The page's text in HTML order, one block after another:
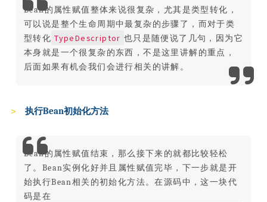
Bean的属性赋值整体来说很复杂，尤其是类型转化，
可以说是整个生命周期中最复杂的步骤了，而对于类
型转化 TypeDescriptor 也只是随便说了几句，因为它
本身就是一个很复杂的东西，不是这里讲解的重点，
后面如果有机会我们会进行相关的讲解。
执行Bean初始化方法
Bean的属性赋值结束，那么接下来的就都比较轻松
了。Bean实例化好并且属性赋值完毕，下一步就是开
始执行Bean相关的初始化方法。在源码中，这一块代
码是在